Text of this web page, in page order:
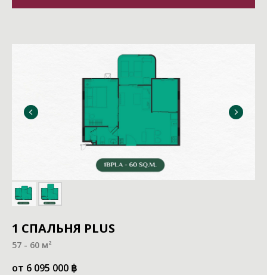
1 СПАЛЬНЯ PLUS
57 - 60 м²
от 6 095 000 ฿